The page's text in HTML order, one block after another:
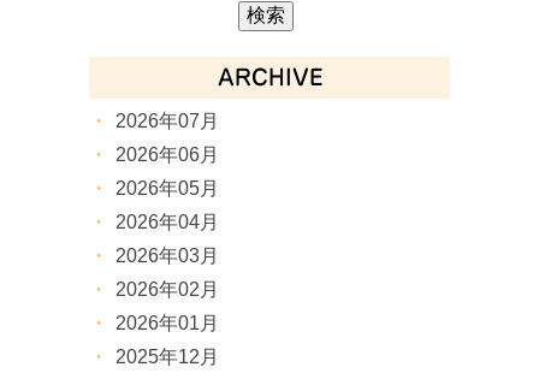
ARCHIVE
2026年07月
2026年06月
2026年05月
2026年04月
2026年03月
2026年02月
2026年01月
2025年12月